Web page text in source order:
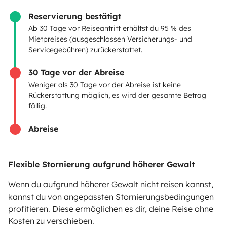
Reservierung bestätigt
Ab 30 Tage vor Reiseantritt erhältst du 95 % des
Mietpreises (ausgeschlossen Versicherungs- und
Servicegebühren) zurückerstattet.
30 Tage vor der Abreise
Weniger als 30 Tage vor der Abreise ist keine
Rückerstattung möglich, es wird der gesamte Betrag
fällig.
Abreise
Flexible Stornierung aufgrund höherer Gewalt
Wenn du aufgrund höherer Gewalt nicht reisen kannst,
kannst du von angepassten Stornierungsbedingungen
profitieren. Diese ermöglichen es dir, deine Reise ohne
Kosten zu verschieben.
VERMIETER
Wohnmobil vermieten
Mietvertrag
Mietversicherung
Mietpannenhilfe
Hilfe für Vermieter
Sichere ZahlungsweisenRatenzahlung